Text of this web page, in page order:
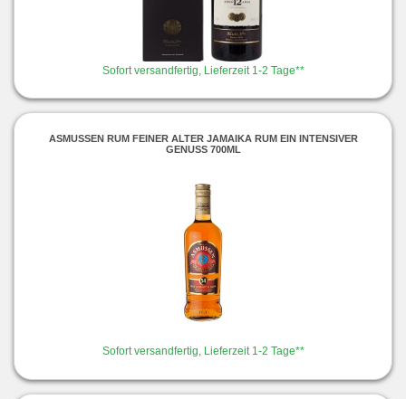
Sofort versandfertig, Lieferzeit 1-2 Tage**
ASMUSSEN RUM FEINER ALTER JAMAIKA RUM EIN INTENSIVER
GENUSS 700ML
Sofort versandfertig, Lieferzeit 1-2 Tage**